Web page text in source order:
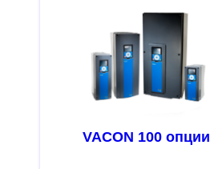
VACON 100 опции